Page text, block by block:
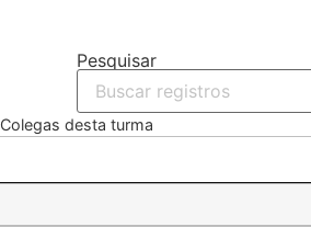
Pesquisar
Colegas desta turma